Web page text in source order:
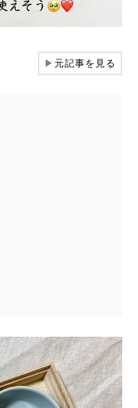
▶元記事を見る